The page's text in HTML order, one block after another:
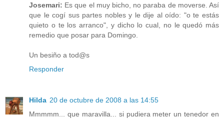
Josemari: Es que el muy bicho, no paraba de moverse. Así
que le cogí sus partes nobles y le dije al oído: "o te estás
quieto o te los arranco", y dicho lo cual, no le quedó más
remedio que posar para Domingo.
Un besiño a tod@s
Responder
Hilda 20 de octubre de 2008 a las 14:55
Mmmmm... que maravilla... si pudiera meter un tenedor en